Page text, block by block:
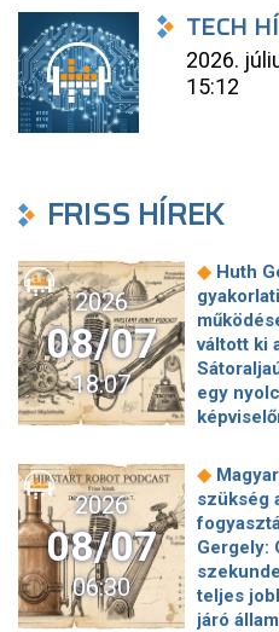
TECH
2026.
15:12
FRISS HÍREK
2026
08/07
18:07
◆ Huth
váltott ki
egy
belül
tagállamot
cége
2026
08/07
06:30
◆
szükség
Gergely:
teljes
járó